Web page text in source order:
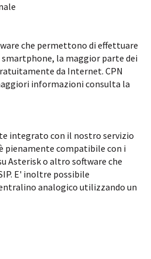
che permettono di effettuare
smartphone, la maggior parte dei
da Internet. CPN
informazioni consulta la
integrato con il nostro servizio
pienamente compatibile con i
Asterisk o altro software che
E' inoltre possibile
analogico utilizzando un